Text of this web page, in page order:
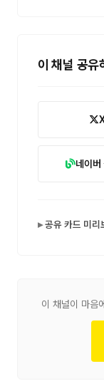
이 채널 공유
네이버
공유 카드 미리
이 채널이 마음